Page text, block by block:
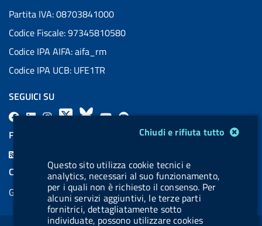
Chiudi e rifiuta tutto
Questo sito utilizza cookie tecnici e
analytics, necessari al suo funzionamento,
per i quali non è richiesto il consenso. Per
alcuni servizi aggiuntivi, le terze parti
fornitrici, dettagliatamente sotto
individuate, possono utilizzare cookies
Partita IVA: 08703841000
Codice Fiscale: 97345810580
Codice IPA AIFA: aifa_rm
Codice IPA UCB: UFE1TR
SEGUICI SU
F
L
l
e
l
.
b
X
B
e
s
k
y
Y
t
u
b
e
l
e
l
.
b
FEED RSS
COOKIES
Gestione cookie